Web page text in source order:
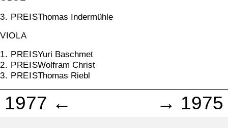
3. PREISThomas Indermühle
VIOLA
1. PREISYuri Baschmet
2. PREISWolfram Christ
3. PREISThomas Riebl
1977 ← → 1975